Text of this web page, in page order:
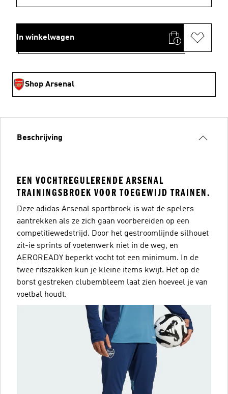
In winkelwagen
Shop Arsenal
Beschrijving
EEN VOCHTREGULERENDE ARSENAL
TRAININGSBROEK VOOR TOEGEWIJD TRAINEN.
Deze adidas Arsenal sportbroek is wat de spelers
aantrekken als ze zich gaan voorbereiden op een
competitiewedstrijd. Door het gestroomlijnde silhouet
zit-ie sprints of voetenwerk niet in de weg, en
AEROREADY beperkt vocht tot een minimum. In de
twee ritszakken kun je kleine items kwijt. Het op de
borst gestreken clubembleem laat zien hoeveel je van
voetbal houdt.